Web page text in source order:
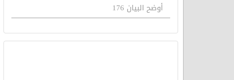
أوضح البيان 176